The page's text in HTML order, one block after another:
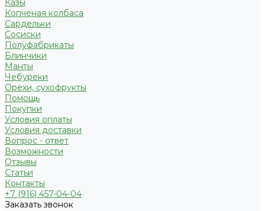
Казы
Копченая колбаса
Сардельки
Сосиски
Полуфабрикаты
Блинчики
Манты
Чебуреки
Орехи, сухофрукты
Помощь
Покупки
Условия оплаты
Условия доставки
Вопрос - ответ
Возможности
Отзывы
Статьи
Контакты
+7 (916) 457-04-04
Заказать звонок